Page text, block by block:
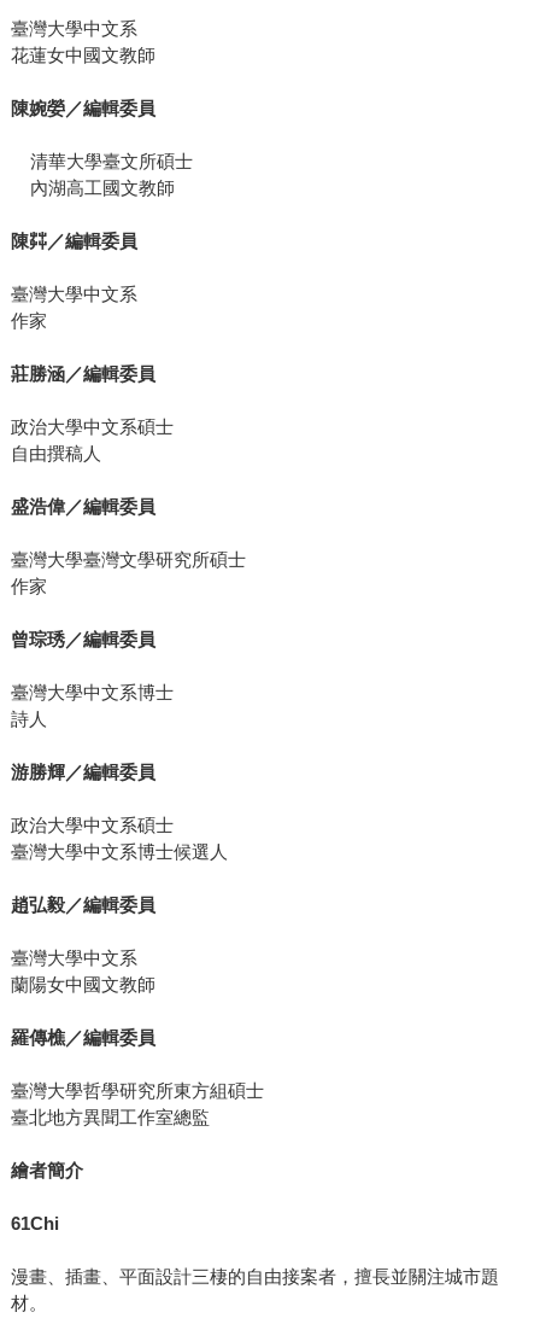
臺灣大學中文系
花蓮女中國文教師
陳婉嫈／編輯委員
清華大學臺文所碩士
內湖高工國文教師
陳茻／編輯委員
臺灣大學中文系
作家
莊勝涵／編輯委員
政治大學中文系碩士
自由撰稿人
盛浩偉／編輯委員
臺灣大學臺灣文學研究所碩士
作家
曾琮琇／編輯委員
臺灣大學中文系博士
詩人
游勝輝／編輯委員
政治大學中文系碩士
臺灣大學中文系博士候選人
趙弘毅／編輯委員
臺灣大學中文系
蘭陽女中國文教師
羅傳樵／編輯委員
臺灣大學哲學研究所東方組碩士
臺北地方異聞工作室總監
繪者簡介
61Chi
漫畫、插畫、平面設計三棲的自由接案者，擅長並關注城市題
材。